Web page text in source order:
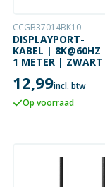
CCGB37014BK10
DISPLAYPORT-
KABEL | 8K@60HZ
1 METER | ZWART
12,99incl. btw
Op voorraad